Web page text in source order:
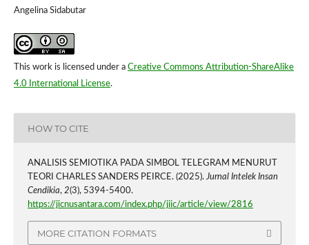
Angelina Sidabutar
This work is licensed under a Creative Commons Attribution-ShareAlike
4.0 International License.
HOW TO CITE
ANALISIS SEMIOTIKA PADA SIMBOL TELEGRAM MENURUT
TEORI CHARLES SANDERS PEIRCE. (2025).Jurnal Intelek Insan
Cendikia, 2(3), 5394-5400.
https://jicnusantara.com/index.php/jiic/article/view/2816
MORE CITATION FORMATS